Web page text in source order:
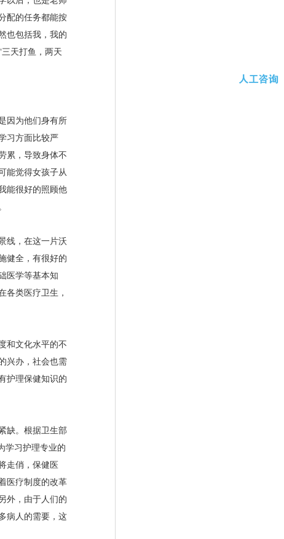
配的任务都能按
也包括我，我的
天打鱼，两天
因为他们身有所
习方面比较严
累，导致身体不
能觉得女孩子从
能很好的照顾他
线，在这一片沃
健全，有很好的
医学等基本知
各类医疗卫生，
和文化水平的不
兴办，社会也需
护理保健知识的
缺。根据卫生部
学习护理专业的
走俏，保健医
医疗制度的改革
外，由于人们的
病人的需要，这